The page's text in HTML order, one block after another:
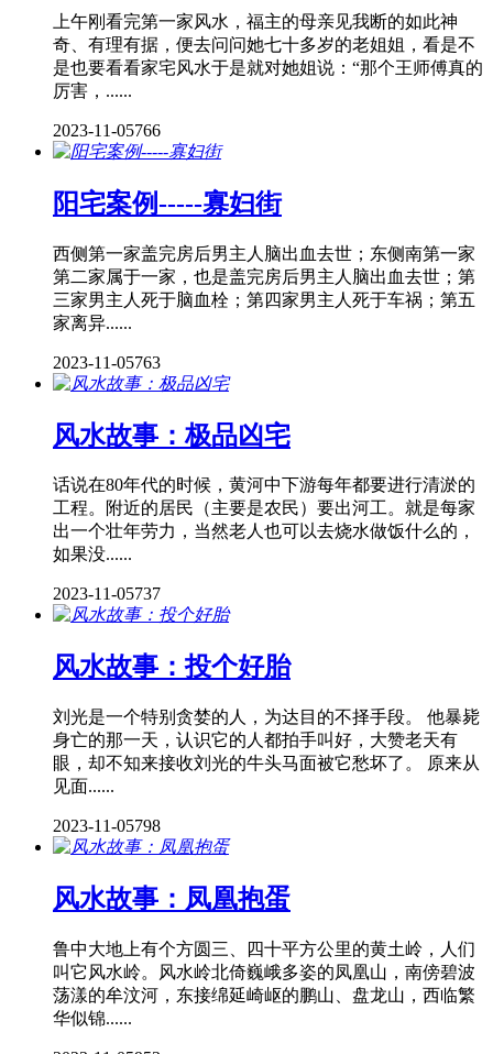
上午刚看完第一家风水，福主的母亲见我断的如此神
奇、有理有据，便去问问她七十多岁的老姐姐，看是不
是也要看看家宅风水于是就对她姐说：“那个王师傅真的
厉害，......
2023-11-05766
阳宅案例-----寡妇街
西侧第一家盖完房后男主人脑出血去世；东侧南第一家
第二家属于一家，也是盖完房后男主人脑出血去世；第
三家男主人死于脑血栓；第四家男主人死于车祸；第五
家离异......
2023-11-05763
风水故事：极品凶宅
话说在80年代的时候，黄河中下游每年都要进行清淤的
工程。附近的居民（主要是农民）要出河工。就是每家
出一个壮年劳力，当然老人也可以去烧水做饭什么的，
如果没......
2023-11-05737
风水故事：投个好胎
刘光是一个特别贪婪的人，为达目的不择手段。 他暴毙
身亡的那一天，认识它的人都拍手叫好，大赞老天有
眼，却不知来接收刘光的牛头马面被它愁坏了。 原来从
见面......
2023-11-05798
风水故事：凤凰抱蛋
鲁中大地上有个方圆三、四十平方公里的黄土岭，人们
叫它风水岭。风水岭北倚巍峨多姿的凤凰山，南傍碧波
荡漾的牟汶河，东接绵延崎岖的鹏山、盘龙山，西临繁
华似锦......